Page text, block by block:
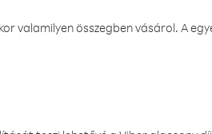
valamilyen összegben vásárol. A